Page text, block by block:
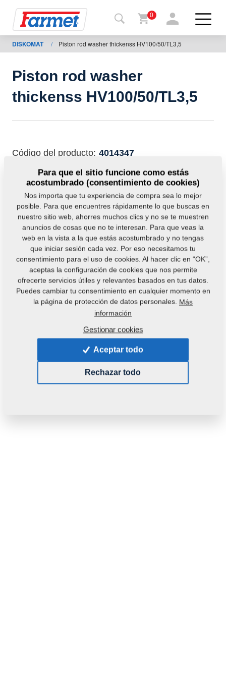
Volver
al
shop
A
descargar
0
DISKOMAT / Piston rod washer thickenss HV100/50/TL3,5
Piston rod washer
thickenss HV100/50/TL3,5
Código del producto: 4014347
Esta pieza es utilizable también en las siguientes
máquinas:
DISKOMAT
Peso: 0,1500 Kg
Para que el sitio funcione como estás
acostumbrado (consentimiento de cookies)
Nos importa que tu experiencia de compra sea lo mejor
posible. Para que encuentres rápidamente lo que buscas en
nuestro sitio web, ahorres muchos clics y no se te muestren
anuncios de cosas que no te interesan. Para que veas la
web en la vista a la que estás acostumbrado y no tengas
que iniciar sesión cada vez. Por eso necesitamos tu
consentimiento para el uso de cookies. Al hacer clic en “OK”,
aceptas la configuración de cookies que nos permite
ofrecerte servicios útiles y relevantes basados en tus datos.
Puedes cambiar tu consentimiento en cualquier momento en
la página de protección de datos personales. Más
información
Gestionar cookies
Aceptar todo
Rechazar todo